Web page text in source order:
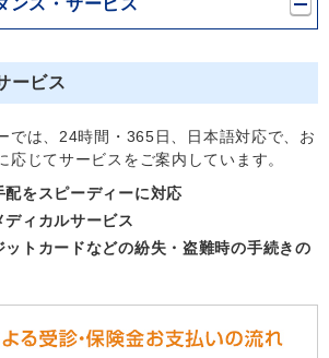
ンス・サービス
ービス
では、24時間・365日、日本語対応で、お
応じてサービスをご案内しています。
配をスピーディーに対応
ィカルサービス
トカードなどの紛失・盗難時の手続きの